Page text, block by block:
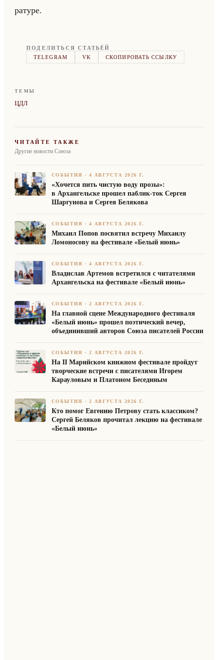
ра­ту­ре.
ПОДЕЛИТЬСЯ СТАТЬЁЙ
TELEGRAM
VK СКОПИРОВАТЬ ССЫЛКУ
ТЕМЫ
ЦДЛ
ЧИТАЙТЕ ТАКЖЕ
Другие новости Союза
СОБЫТИЯ ·4 АВГУСТА 2026 Г.
«Хочется пить чистую воду прозы»:
в Архангельске прошел паблик-ток Сергея
Шаргунова и Сергея Белякова
СОБЫТИЯ ·4 АВГУСТА 2026 Г.
Михаил Попов посвятил встречу Михаилу
Ломоносову на фестивале «Белый июнь»
СОБЫТИЯ ·4 АВГУСТА 2026 Г.
Владислав Артемов встретился с читателями
Архангельска на фестивале «Белый июнь»
СОБЫТИЯ ·2 АВГУСТА 2026 Г.
На главной сцене Международного фестиваля
«Белый июнь» прошел поэтический вечер,
объединивший авторов Союза писателей России
СОБЫТИЯ ·2 АВГУСТА 2026 Г.
На II Марийском книжном фестивале пройдут
творческие встречи с писателями Игорем
Карауловым и Платоном Бесединым
СОБЫТИЯ ·2 АВГУСТА 2026 Г.
Кто помог Евгению Петрову стать классиком?
Сергей Беляков прочитал лекцию на фестивале
«Белый июнь»